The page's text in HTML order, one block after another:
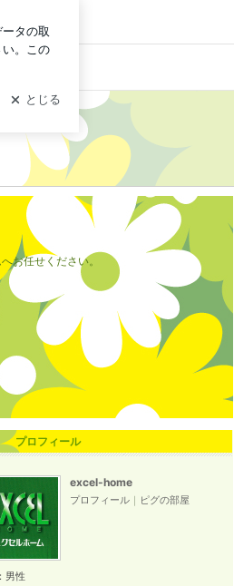
お任せください。
プロフィール
excel-home
プロフィール ｜ ピグの部屋
男性